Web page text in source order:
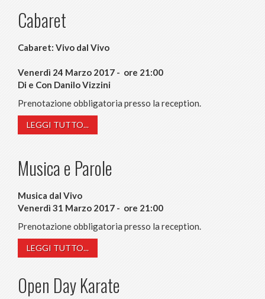
Cabaret
Cabaret: Vivo dal Vivo
Venerdì 24 Marzo 2017 - ore 21:00
Di e Con Danilo Vizzini
Prenotazione obbligatoria presso la reception.
LEGGI TUTTO...
Musica e Parole
Musica dal Vivo
Venerdì 31 Marzo 2017 - ore 21:00
Prenotazione obbligatoria presso la reception.
LEGGI TUTTO...
Open Day Karate